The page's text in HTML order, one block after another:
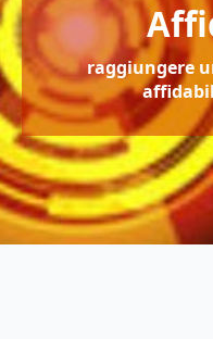
raggiungere